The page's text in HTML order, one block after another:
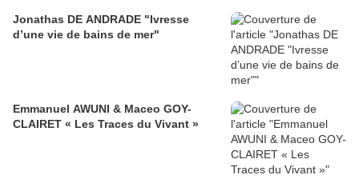
Jonathas DE ANDRADE "Ivresse
d’une vie de bains de mer"
Emmanuel AWUNI & Maceo GOY-
CLAIRET « Les Traces du Vivant »